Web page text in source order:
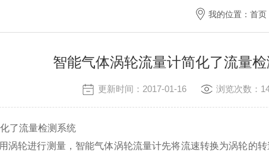
我的位置： 首页
智能气体涡轮流量计简化了流量
更新时间：2017-01-16 浏览次数：
流量检测系统
涡轮进行测量，智能气体涡轮流量计先将流速转换为涡轮的